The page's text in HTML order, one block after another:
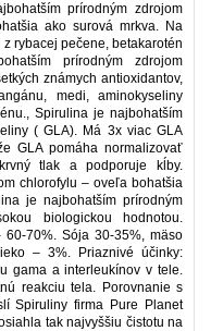
prírodným zdrojom
ako surová mrkva. Na
rybacej pečene, betakarotén
prírodným zdrojom
známych antioxidantov,
medi, aminokyseliny
Spirulina je najbohatším
( GLA). Má 3x viac GLA
GLA pomáha normalizovať
tlak a podporuje kĺby.
chlorofylu – oveľa bohatšia
je najbohatším prírodným
biologickou hodnotou.
70%. Sója 30-35%, mäso
– 3%. Priaznivé účinky:
gama a interleukínov v tele.
reakciu tela. Porovnanie s
Spiruliny firma Pure Planet
tak najvyššiu čistotu na